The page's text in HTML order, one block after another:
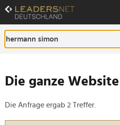
Zum
Inhalt
Zur
Fußzeilen-
Navigation
Die ganze
Die Anfrage ergab 2 Treffer.